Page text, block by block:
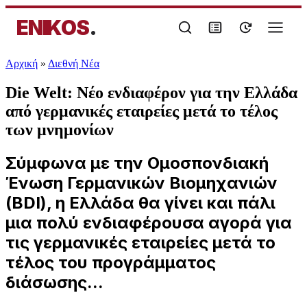
ENIKOS.
Αρχική » Διεθνή Νέα
Die Welt: Νέο ενδιαφέρον για την Ελλάδα
από γερμανικές εταιρείες μετά το τέλος
των μνημονίων
Σύμφωνα με την Ομοσπονδιακή
Ένωση Γερμανικών Βιομηχανιών
(BDI), η Ελλάδα θα γίνει και πάλι
μια πολύ ενδιαφέρουσα αγορά για
τις γερμανικές εταιρείες μετά το
τέλος του προγράμματος
διάσωσης...